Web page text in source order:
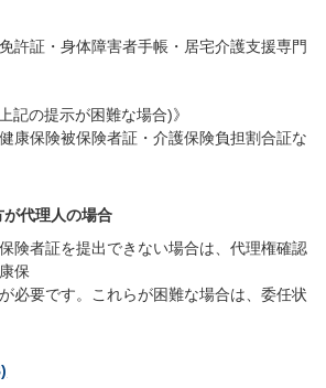
許証・身体障害者手帳・居宅介護支援専門
記の提示が困難な場合)》
康保険被保険者証・介護保険負担割合証な
代理人の場合
険者証を提出できない場合は、代理権確認
保
必要です。これらが困難な場合は、委任状